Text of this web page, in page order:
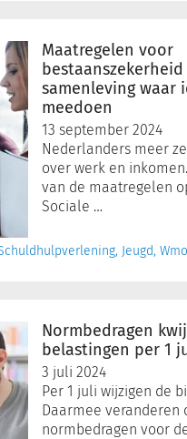
Maatregelen voor
samenleving waar
meedoen
13 september 2024
Nederlanders meer
over werk en
van de maatregelen
Sociale …
Jeugd,
Normbedragen
belastingen per 1
3 juli 2024
Per 1 juli wijzigen de
Daarmee veranderen
normbedragen voor